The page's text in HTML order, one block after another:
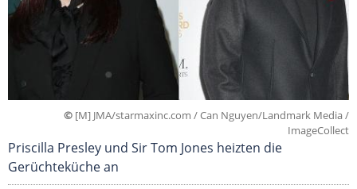
© [M] JMA/starmaxinc.com / Can Nguyen/Landmark Media /
ImageCollect
Priscilla Presley und Sir Tom Jones heizten die
Gerüchteküche an